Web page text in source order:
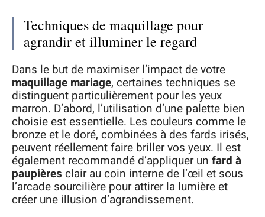
Techniques de maquillage pour
agrandir et illuminer le regard
Dans le but de maximiser l’impact de votre
maquillage mariage, certaines techniques se
distinguent particulièrement pour les yeux
marron. D’abord, l’utilisation d’une palette bien
choisie est essentielle. Les couleurs comme le
bronze et le doré, combinées à des fards irisés,
peuvent réellement faire briller vos yeux. Il est
également recommandé d’appliquer un fard à
paupières clair au coin interne de l’œil et sous
l’arcade sourcilière pour attirer la lumière et
créer une illusion d’agrandissement.